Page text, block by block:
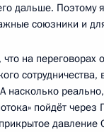
дальше. Поэтому
союзники и
на переговорах
сотрудничества,
насколько
пойдёт
давление